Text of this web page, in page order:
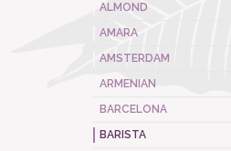
ALMOND
AMARA
AMSTERDAM
ARMENIAN
BARCELONA
BARISTA